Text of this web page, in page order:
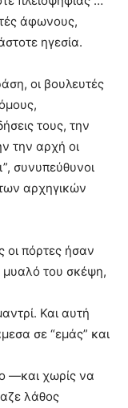
άφωνους,
ηγεσία.
οι βουλευτές
τους, την
την αρχή οι
συνυπεύθυνοι
αρχηγικών
οι πόρτες ήσαν
μυαλό του σκέψη,
Και αυτή
σε “εμάς” και
—και χωρίς να
λάθος